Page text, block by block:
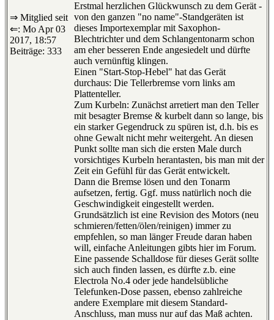
⇒ Mitglied seit
⇐: Mo Apr 03
2017, 18:57
Beiträge: 333
Erstmal herzlichen Glückwunsch zu dem Gerät -
von den ganzen "no name"-Standgeräten ist
dieses Importexemplar mit Saxophon-
Blechtrichter und dem Schlangentonarm schon
am eher besseren Ende angesiedelt und dürfte
auch vernünftig klingen.
Einen "Start-Stop-Hebel" hat das Gerät
durchaus: Die Tellerbremse vorn links am
Plattenteller.
Zum Kurbeln: Zunächst arretiert man den Teller
mit besagter Bremse & kurbelt dann so lange, bis
ein starker Gegendruck zu spüren ist, d.h. bis es
ohne Gewalt nicht mehr weitergeht. An diesen
Punkt sollte man sich die ersten Male durch
vorsichtiges Kurbeln herantasten, bis man mit der
Zeit ein Gefühl für das Gerät entwickelt.
Dann die Bremse lösen und den Tonarm
aufsetzen, fertig. Ggf. muss natürlich noch die
Geschwindigkeit eingestellt werden.
Grundsätzlich ist eine Revision des Motors (neu
schmieren/fetten/ölen/reinigen) immer zu
empfehlen, so man länger Freude daran haben
will, einfache Anleitungen gibts hier im Forum.
Eine passende Schalldose für dieses Gerät sollte
sich auch finden lassen, es dürfte z.b. eine
Electrola No.4 oder jede handelsübliche
Telefunken-Dose passen, ebenso zahlreiche
andere Exemplare mit diesem Standard-
Anschluss, man muss nur auf das Maß achten.